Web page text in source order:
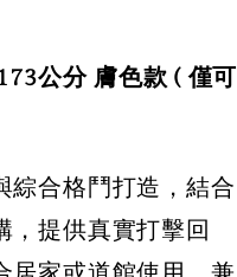
公分 膚色款 ( 僅可
綜合格鬥打造，結合
，提供真實打擊回